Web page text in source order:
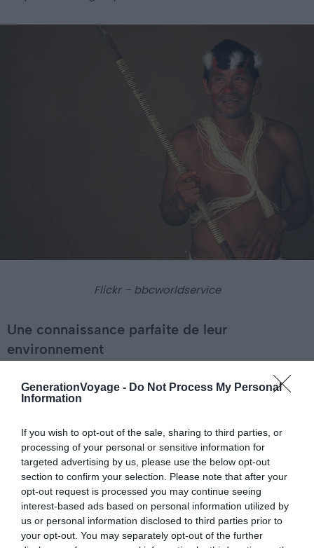
GenerationVoyage - Do Not Process My Personal
Information
If you wish to opt-out of the sale, sharing to third parties, or
processing of your personal or sensitive information for
targeted advertising by us, please use the below opt-out
section to confirm your selection. Please note that after your
opt-out request is processed you may continue seeing
interest-based ads based on personal information utilized by
us or personal information disclosed to third parties prior to
your opt-out. You may separately opt-out of the further
Flickr – bbcworldservice
Une connaissance parfaite de leur
environnement
En plus des plantes et des arbres, les Huaorani ont une
grande connaissance des poisons, médicaments,
d’autres. Les Huaorani se marient entre eux, la tradition
entraînant devenant une activité sociale importante. Ils
prennent un grand soin dans l’organisation des
cérémonies. Bon nombre de leurs festivités et
cérémonies conduisent à des mariages.
Habituellement, les hommes nourrissent leur famille en